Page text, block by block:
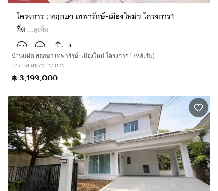
บ้านแฝด พฤกษา เทพารักษ์-เมืองใหม่ โครงการ 1 (หลังริม)
บางบ่อ สมุทรปราการ
฿ 3,199,000